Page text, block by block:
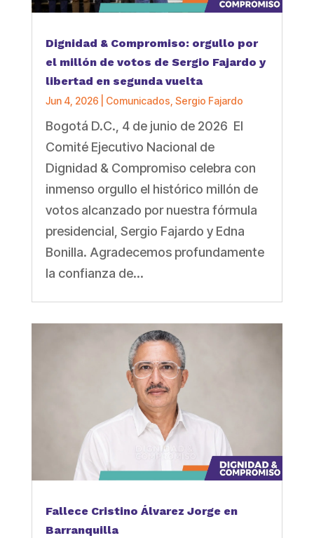
Dignidad & Compromiso: orgullo por
el millón de votos de Sergio Fajardo y
libertad en segunda vuelta
Jun 4, 2026 Comunicados Sergio Fajardo
Bogotá D.C., 4 de junio de 2026 El
Comité Ejecutivo Nacional de
Dignidad & Compromiso celebra con
inmenso orgullo el histórico millón de
votos alcanzado por nuestra fórmula
presidencial, Sergio Fajardo y Edna
Bonilla. Agradecemos profundamente
la confianza de...
Fallece Cristino Álvarez Jorge en
Barranquilla